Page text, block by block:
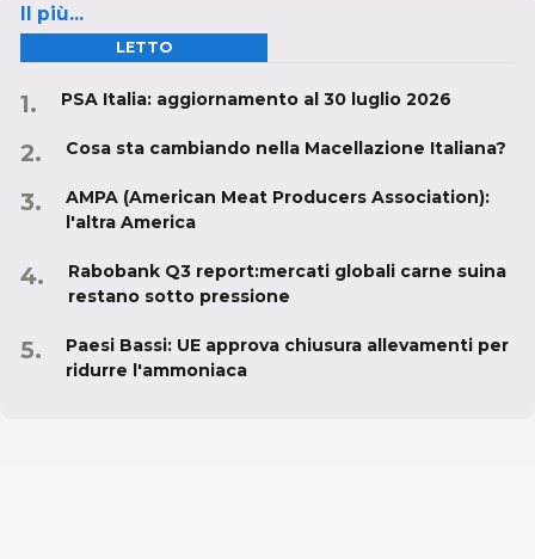
Il più...
LETTO
PSA Italia: aggiornamento al 30 luglio 2026
Cosa sta cambiando nella Macellazione Italiana?
AMPA (American Meat Producers Association):
l'altra America
Rabobank Q3 report:mercati globali carne suina
restano sotto pressione
Paesi Bassi: UE approva chiusura allevamenti per
ridurre l'ammoniaca